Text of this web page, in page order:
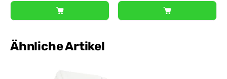
Ähnliche Artikel